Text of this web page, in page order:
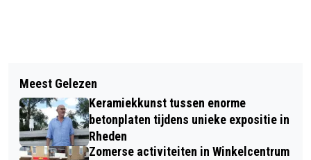
WEDEROM EEN SUCCESVOLLE EDITIE
VAN 'MUZIEK AAN HUIS'
PANNENKOEKENRESTAURANT BIJ DE
VELPSCHE WOUDLOOPERS
Meest Gelezen
Keramiekkunst tussen enorme
betonplaten tijdens unieke expositie in
Rheden
Zomerse activiteiten in Winkelcentrum